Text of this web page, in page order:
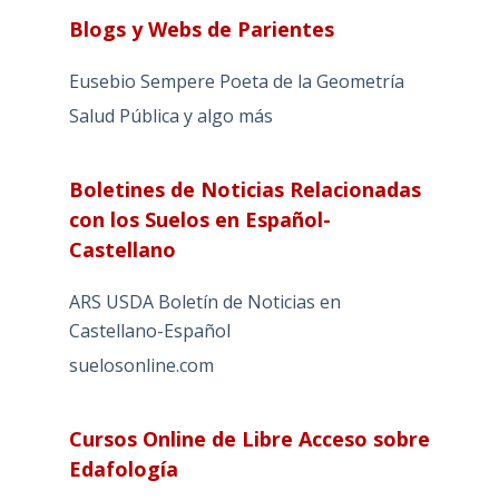
Blogs y Webs de Parientes
Eusebio Sempere Poeta de la Geometría
Salud Pública y algo más
Boletines de Noticias Relacionadas
con los Suelos en Español-
Castellano
ARS USDA Boletín de Noticias en
Castellano-Español
suelosonline.com
Cursos Online de Libre Acceso sobre
Edafología